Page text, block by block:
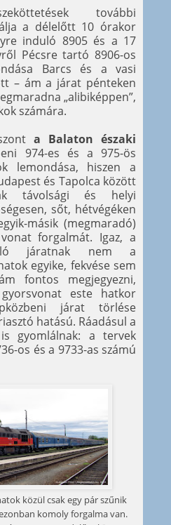
további
a délelőtt 10 órakor
induló 8905 és a 17
Pécsre tartó 8906-os
Barcs és a vasi
– ám a járat pénteken
„alibiképpen”,
számára.
a Balaton északi
974-es és a 975-ös
lemondása, hiszen a
és Tapolca között
távolsági és helyi
sőt, hétvégéken
másik (megmaradó)
forgalmát. Igaz, a
járatnak nem a
egyike, fekvése sem
fontos megjegyezni,
este hatkor
járat törlése
hatású. Ráadásul a
gyomlálnak: a tervek
os és a 9733-as számú
közül csak egy pár szűnik
komoly forgalma van.